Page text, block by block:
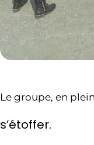
Le groupe, en
s’étoffer.